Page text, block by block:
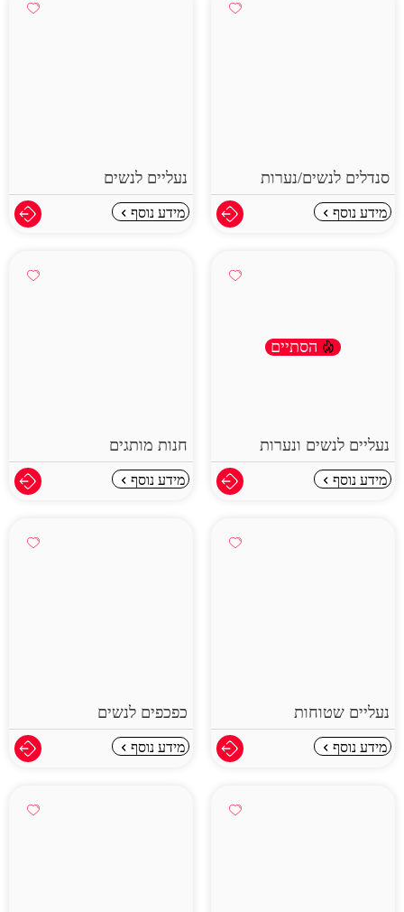
סנדלים לנשים/נערות
מידע נוסף
נעליים לנשים
מידע נוסף
נעליים לנשים ונערות
מידע נוסף
חנות מותגים
מידע נוסף
נעליים שטוחות
מידע נוסף
כפכפים לנשים
מידע נוסף
הסתיים